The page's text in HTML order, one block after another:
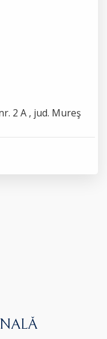
2 A , jud. Mureş